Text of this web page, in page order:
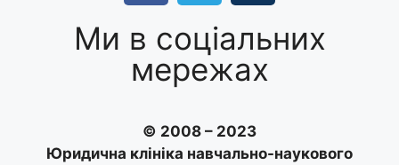
Ми в соціальних
мережах
© 2008 – 2023
Юридична клініка навчально-наукового